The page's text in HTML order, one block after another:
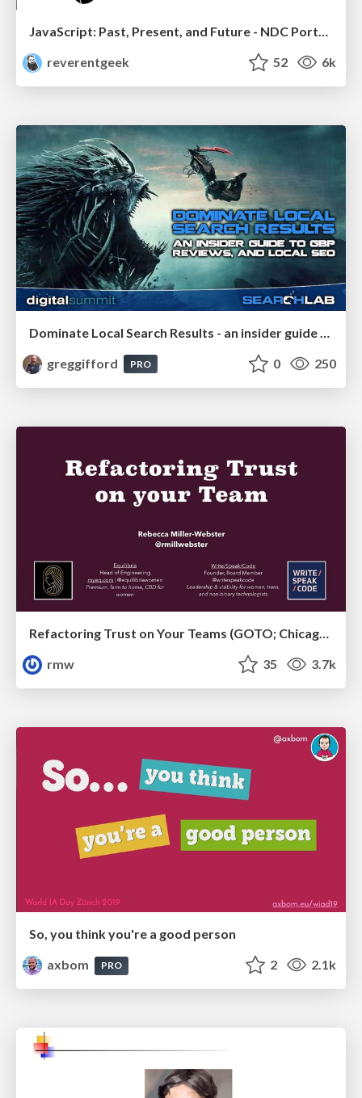
JavaScript: Past, Present, and Future - NDC Porto 2020
reverentgeek
52 6k
greggifford
PRO 0 250
Refactoring Trust on Your Teams (GOTO; Chicago 2020)
rmw
35 3.7k
So, you think you're a good person
axbom
PRO 2 2.1k